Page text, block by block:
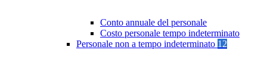
Conto annuale del personale
Costo personale tempo indeterminato
Personale non a tempo indeterminato 12